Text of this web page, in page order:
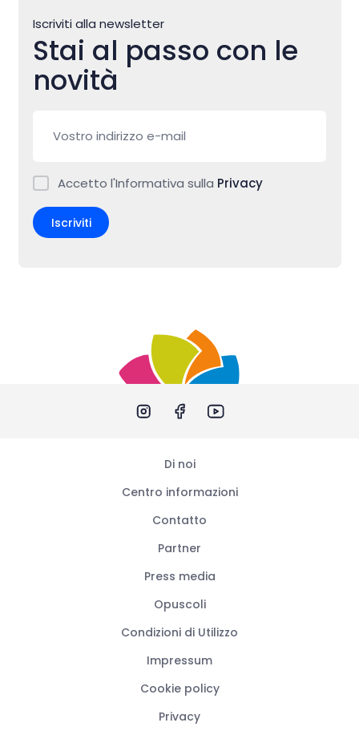
Iscriviti alla newsletter
Stai al passo con le
novità
Accetto l'Informativa sulla Privacy
Iscriviti
Di noi
Centro informazioni
Contatto
Partner
Press media
Opuscoli
Condizioni di Utilizzo
Impressum
Cookie policy
Privacy